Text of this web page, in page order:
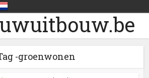
-groenwonen